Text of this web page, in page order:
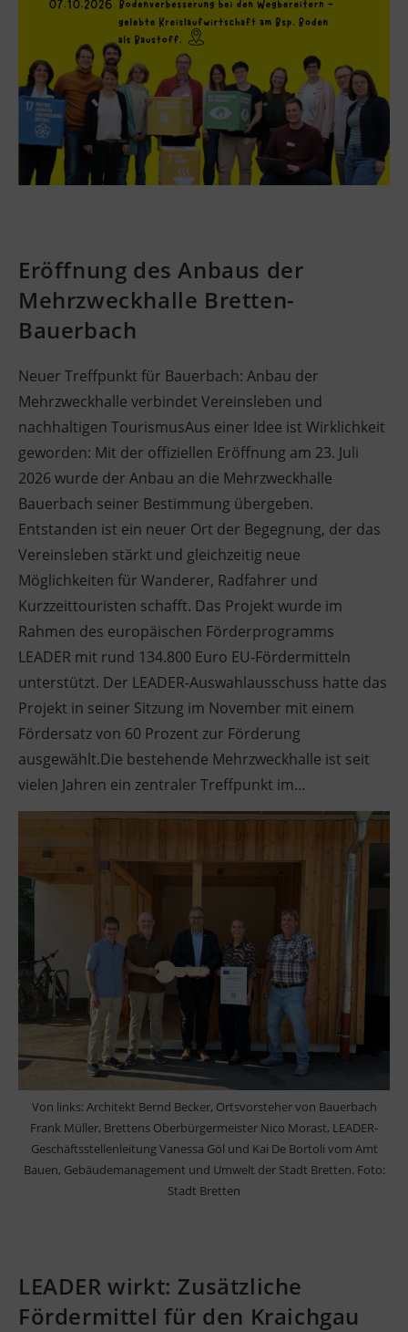
Eröffnung des Anbaus der
Mehrzweckhalle Bretten-
Bauerbach
Neuer Treffpunkt für Bauerbach: Anbau der
Mehrzweckhalle verbindet Vereinsleben und
nachhaltigen TourismusAus einer Idee ist Wirklichkeit
geworden: Mit der offiziellen Eröffnung am 23. Juli
2026 wurde der Anbau an die Mehrzweckhalle
Bauerbach seiner Bestimmung übergeben.
Entstanden ist ein neuer Ort der Begegnung, der das
Vereinsleben stärkt und gleichzeitig neue
Möglichkeiten für Wanderer, Radfahrer und
Kurzzeittouristen schafft. Das Projekt wurde im
Rahmen des europäischen Förderprogramms
LEADER mit rund 134.800 Euro EU-Fördermitteln
unterstützt. Der LEADER-Auswahlausschuss hatte das
Projekt in seiner Sitzung im November mit einem
Fördersatz von 60 Prozent zur Förderung
ausgewählt.Die bestehende Mehrzweckhalle ist seit
vielen Jahren ein zentraler Treffpunkt im…
Von links: Architekt Bernd Becker, Ortsvorsteher von Bauerbach
Frank Müller, Brettens Oberbürgermeister Nico Morast, LEADER-
Geschäftsstellenleitung Vanessa Göl und Kai De Bortoli vom Amt
Bauen, Gebäudemanagement und Umwelt der Stadt Bretten. Foto:
Stadt Bretten
LEADER wirkt: Zusätzliche
Fördermittel für den Kraichgau